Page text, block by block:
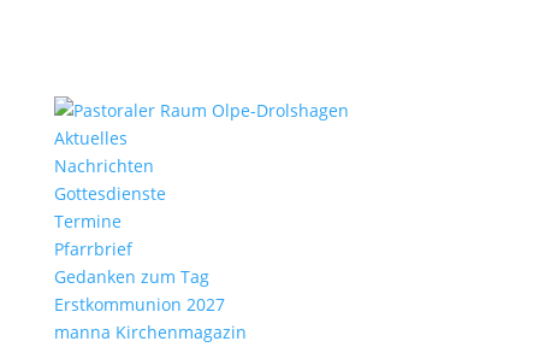
Aktu­elles
Nach­richten
Gottes­dienste
Termine
Pfarr­brief
Gedanken zum Tag
Erst­kom­mu­nion 2027
manna Kirchen­ma­gazin